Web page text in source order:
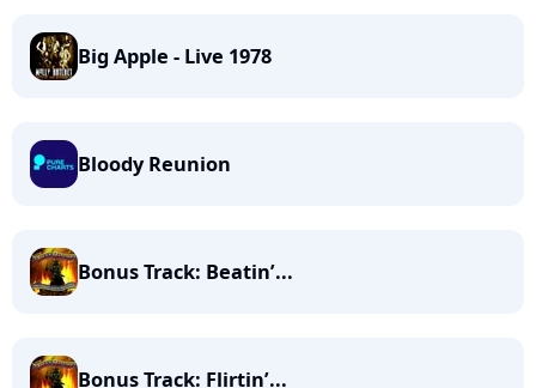
Big Apple - Live 1978
Bloody Reunion
Bonus Track: Beatin’...
Bonus Track: Flirtin’...